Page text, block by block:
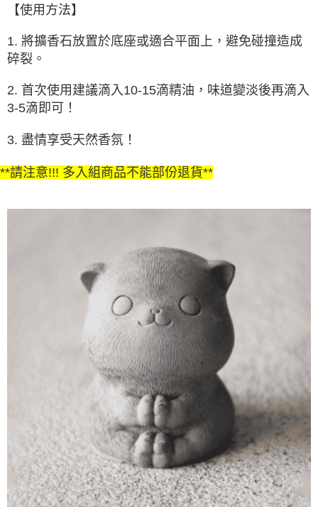
【使用方法】
1. 將擴香石放置於底座或適合平面上，避免碰撞造成
碎裂。
2. 首次使用建議滴入10-15滴精油，味道變淡後再滴入
3-5滴即可！
3. 盡情享受天然香氛！
**請注意!!! 多入組商品不能部份退貨**